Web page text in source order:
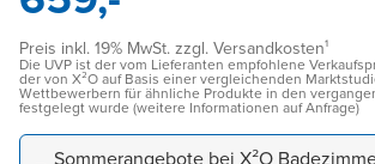
Preis inkl. 19% MwSt. zzgl. Versandkosten¹
Die UVP ist der vom Lieferanten empfohlene
der von X²O auf Basis einer vergleichenden
Wettbewerbern für ähnliche Produkte in den
festgelegt wurde (weitere Informationen auf Anfrage)